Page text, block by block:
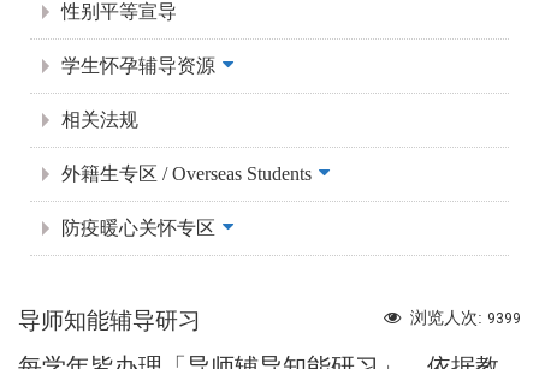
性别平等宣导
学生怀孕辅导资源
相关法规
外籍生专区 / Overseas Students
防疫暖心关怀专区
浏览人次: 9399
导师知能辅导研习